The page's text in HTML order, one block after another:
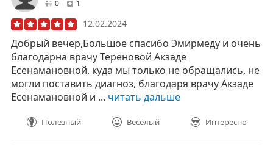
0друзей1
12.02.2024
Добрый вечер,Большое спасибо Эмирмеду и очень
благодарна врачу Тереновой Акзаде
Есенамановной, куда мы только не обращались, не
могли поставить диагноз, благодаря врачу Акзаде
Есенамановной и ... читать дальше
Полезный Весёлый Интересно